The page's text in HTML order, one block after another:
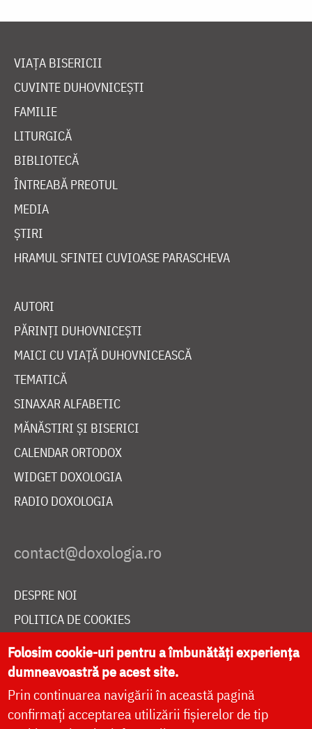
VIAȚA BISERICII
CUVINTE DUHOVNICEȘTI
FAMILIE
LITURGICĂ
BIBLIOTECĂ
ÎNTREABĂ PREOTUL
MEDIA
ȘTIRI
HRAMUL SFINTEI CUVIOASE PARASCHEVA
AUTORI
PĂRINȚI DUHOVNICEȘTI
MAICI CU VIAȚĂ DUHOVNICEASCĂ
TEMATICĂ
SINAXAR ALFABETIC
MĂNĂSTIRI ȘI BISERICI
CALENDAR ORTODOX
WIDGET DOXOLOGIA
RADIO DOXOLOGIA
DESPRE NOI
POLITICA DE COOKIES
DONEAZĂ ONLINE PENTRU CATEDRALA NAȚIONALĂ
LIVE
Folosim cookie-uri pentru a îmbunătăți experiența
dumneavoastră pe acest site.
Prin continuarea navigării în această pagină
confirmați acceptarea utilizării fișierelor de tip